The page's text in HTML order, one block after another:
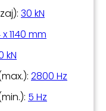
30 kN
1140 mm
kN
2800 Hz
5 Hz